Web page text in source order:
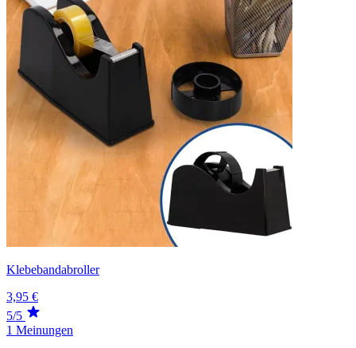
Klebebandabroller
3,95 €
5/5
1 Meinungen